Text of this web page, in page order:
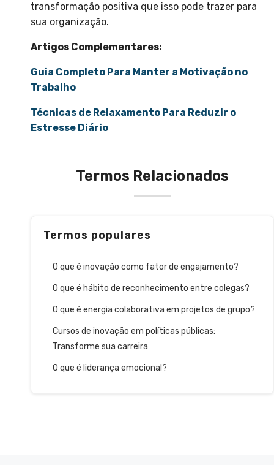
transformação positiva que isso pode trazer para
sua organização.
Artigos Complementares:
Guia Completo Para Manter a Motivação no
Trabalho
Técnicas de Relaxamento Para Reduzir o
Estresse Diário
Termos Relacionados
Termos populares
O que é inovação como fator de engajamento?
O que é hábito de reconhecimento entre colegas?
O que é energia colaborativa em projetos de grupo?
Cursos de inovação em políticas públicas:
Transforme sua carreira
O que é liderança emocional?